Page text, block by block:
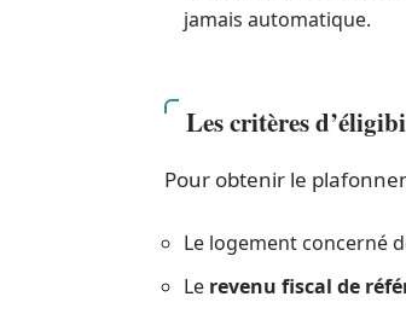
jamais automatique.
Les critères
Pour obtenir le
Le logement concerné
Le revenu fiscal de